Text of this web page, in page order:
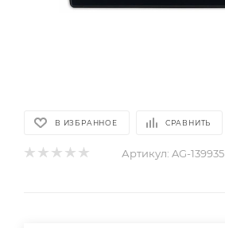
В ИЗБРАННОЕ СРАВНИТЬ
Артикул: AG-139935